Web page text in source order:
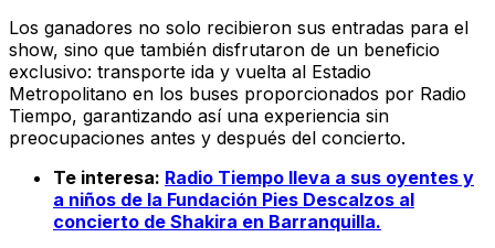
Los ganadores no solo recibieron sus entradas para el
show, sino que también disfrutaron de un beneficio
exclusivo: transporte ida y vuelta al Estadio
Metropolitano en los buses proporcionados por Radio
Tiempo, garantizando así una experiencia sin
preocupaciones antes y después del concierto.
Te interesa: Radio Tiempo lleva a sus oyentes y
a niños de la Fundación Pies Descalzos al
concierto de Shakira en Barranquilla.